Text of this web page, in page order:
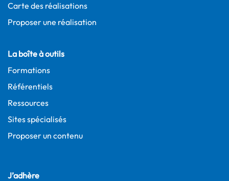
Carte des réalisations
Proposer une réalisation
La boîte à outils
Formations
Référentiels
Ressources
Sites spécialisés
Proposer un contenu
J’adhère